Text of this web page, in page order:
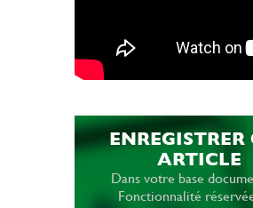
ENREGISTRER
ARTICLE
Dans votre base
Fonctionnalité